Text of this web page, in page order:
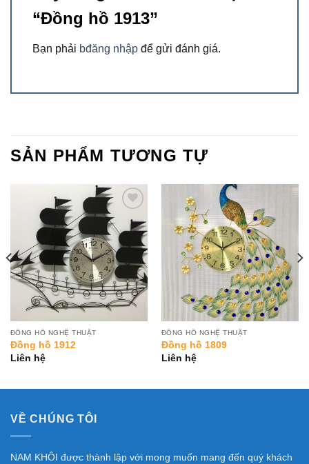
“Đồng hồ 1913”
Bạn phải bđăng nhập để gửi đánh giá.
SẢN PHẨM TƯƠNG TỰ
Add to
Wishlist
ĐỒNG HỒ NGHỆ THUẬT
Đồng hồ 1912
Liên hệ
Add to
Wishlist
ĐỒNG HỒ NGHỆ THUẬT
Đồng hồ 1809
Liên hệ
VỀ CHÚNG TÔI
NAM KHÔI được thành lập với mong muốn mang đến quý khách